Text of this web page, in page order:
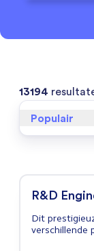
13194
Populair
R&D
Dit
verschillende